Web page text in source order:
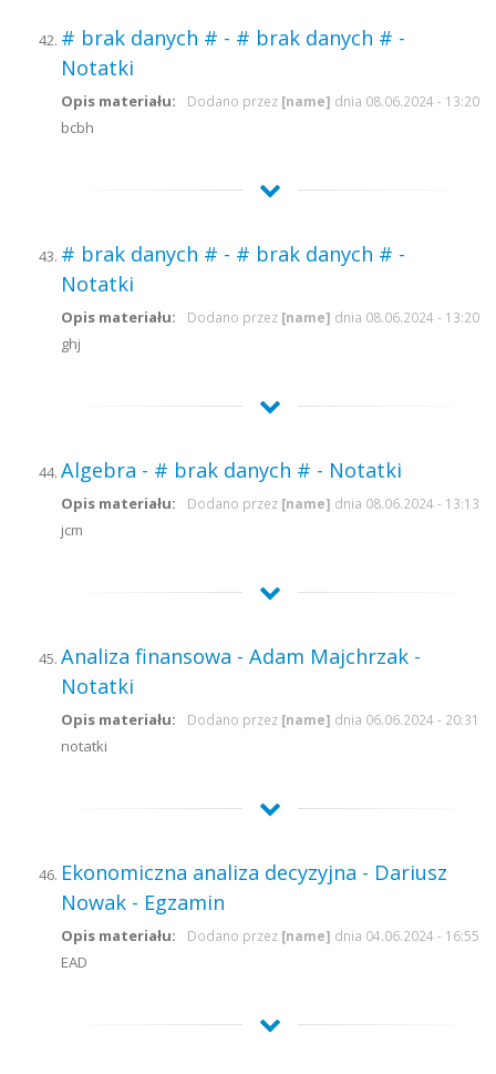
# brak danych # - # brak danych # -
Notatki
Dodano przez [name] dnia 08.06.2024 - 13:20
Opis materiału:
bcbh
# brak danych # - # brak danych # -
Notatki
Dodano przez [name] dnia 08.06.2024 - 13:20
Opis materiału:
ghj
Algebra - # brak danych # - Notatki
Dodano przez [name] dnia 08.06.2024 - 13:13
Opis materiału:
jcm
Analiza finansowa - Adam Majchrzak -
Notatki
Dodano przez [name] dnia 06.06.2024 - 20:31
Opis materiału:
notatki
Ekonomiczna analiza decyzyjna - Dariusz
Nowak - Egzamin
Dodano przez [name] dnia 04.06.2024 - 16:55
Opis materiału:
EAD